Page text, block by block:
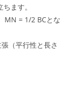
ます。
MN = 1/2 BCとな
（平行性と長さ